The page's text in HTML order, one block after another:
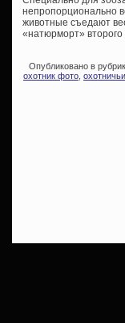
непропорционально
животные съедают
«натюрморт»
Опубликовано в
охотник фото